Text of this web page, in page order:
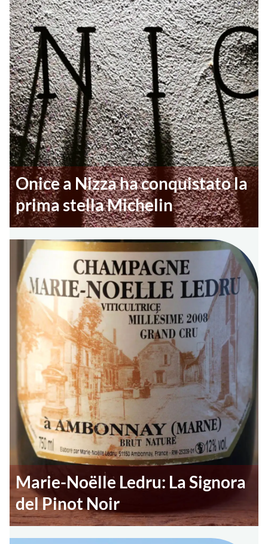
Onice a Nizza ha conquistato la
prima stella Michelin
Marie-Noëlle Ledru: La Signora
del Pinot Noir